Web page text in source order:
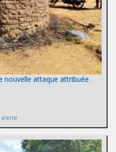
nouvelle attaque attribuée
alerte